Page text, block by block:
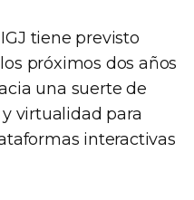
tiene previsto
próximos dos años
una suerte de
virtualidad para
interactivas